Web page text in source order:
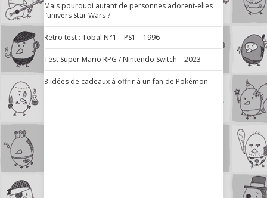
Mais pourquoi autant de personnes adorent-elles
l’univers Star Wars ?
Retro test : Tobal N°1 – PS1 – 1996
Test Super Mario RPG / Nintendo Switch – 2023
3 idées de cadeaux à offrir à un fan de Pokémon